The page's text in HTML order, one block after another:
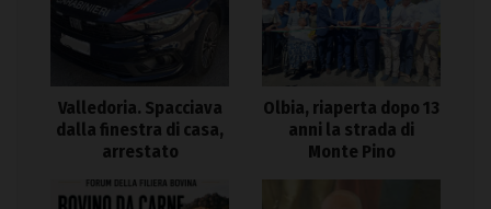
Valledoria. Spacciava
dalla finestra di casa,
arrestato
Olbia, riaperta dopo 13
anni la strada di
Monte Pino